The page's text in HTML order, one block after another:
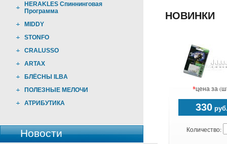
HERAKLES Спиннинговая
Программа
MIDDY
STONFO
CRALUSSO
ARTAX
БЛЁСНЫ ILBA
ПОЛЕЗНЫЕ МЕЛОЧИ
АТРИБУТИКА
Новости
НОВИНКИ
*цена за
330
Количество: